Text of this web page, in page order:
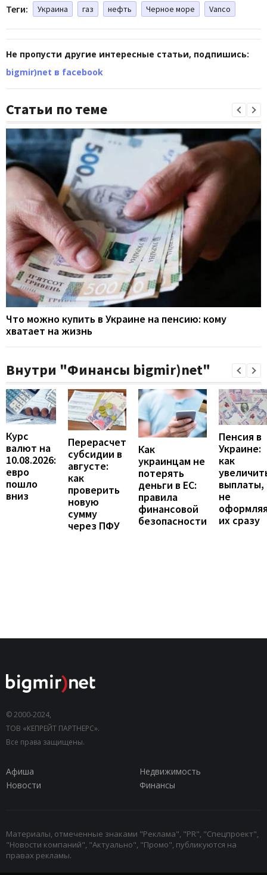
Теги: Украина газ нефть Черное море Vanco
Не пропусти другие интересные статьи, подпишись:
bigmir)net в facebook
Статьи по теме
Что можно купить в Украине на пенсию: кому
хватает на жизнь
Внутри "Финансы bigmir)net"
Курс
валют на
10.08.2026:
евро
пошло
вниз
Перерасчет
субсидии в
августе:
как
проверить
новую
сумму
через ПФУ
Как
украинцам не
потерять
деньги в ЕС:
правила
финансовой
безопасности
Пенсия в
Украине:
как
выплаты,
не
их сразу
© 2000-2024,
ТОВ «КЕПРЕЙТ ПАРТНЕРС».
Все права защищены.
Афиша
Недвижимость
Новости
Финансы
Материалы, отмеченные знаками "Реклама", "PR", "Спецпроект",
"Новости компаний", "Актуально", "Промо", публикуются на
правах рекламы.